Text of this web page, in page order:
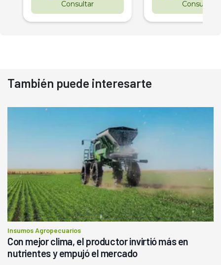
Consultar Consultar
También puede interesarte
Insumos Agropecuarios
Con mejor clima, el productor invirtió más en
nutrientes y empujó el mercado